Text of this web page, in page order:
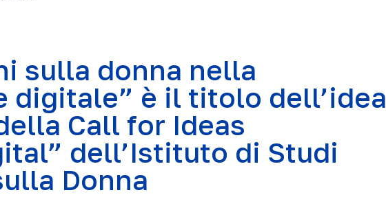
sulla donna nella
digitale” è il titolo dell’idea
Call for Ideas
dell’Istituto di Studi
Donna